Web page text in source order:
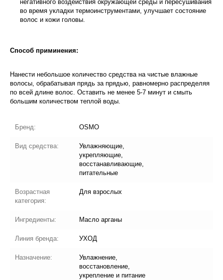
негативного воздействия окружающей среды и пересушивания
во время укладки термоинструментами, улучшает состояние
волос и кожи головы.
Способ приминения:
Нанести небольшое количество средства на чистые влажные
волосы, обрабатывая прядь за прядью, равномерно распределяя
по всей длине волос. Оставить не менее 5-7 минут и смыть
большим количеством теплой воды.
Бренд: OSMO
Вид средства:
Увлажняющие,
укрепляющие,
восстанавливающие,
питательные
Возрастная
категория:
Для взрослых
Ингредиенты: Масло арганы
Линия бренда: УХОД
Назначение:
Увлажнение,
восстановление,
укрепление и питание